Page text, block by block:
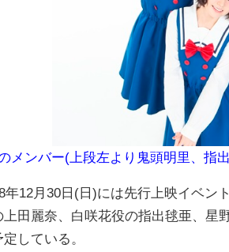
メンバー(上段左より鬼頭明里、指
12月30日(日)には先行上映イベン
上田麗奈、白咲花役の指出毬亜、星
している。